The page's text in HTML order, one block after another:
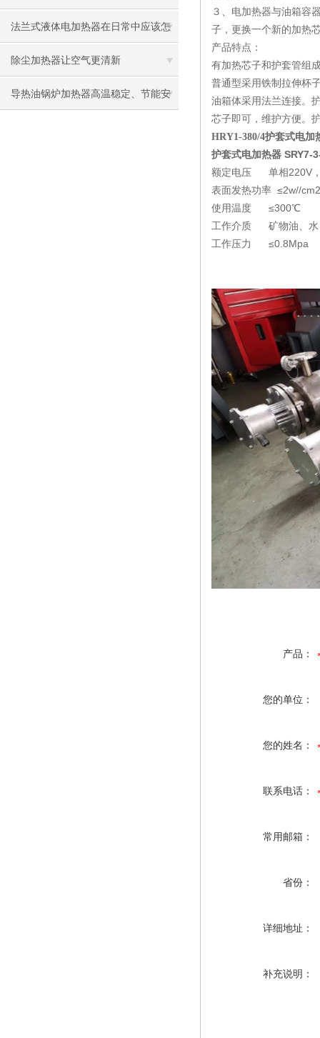
法兰式液体电加热器在日常中应该怎
样维护保养呢
除尘加热器让空气更清新
导热油锅炉加热器高温稳定、节能安
３、电加热器与油箱容
子，更换一个新的加热
产品特点：
有加热芯子和护套管组
普通型采用铁制拉伸杯
油箱体采用法兰连接。
芯子即可，维护方便。
HRY1-380/4护套式电加
护套式电加热器 SRY7-
额定电压 单相220V
表面发热功率 ≤2w//
使用温度 ≤300℃
工作介质 矿物油、水
工作压力 ≤0.8Mpa
产品：
您的单位：
您的姓名：
联系电话：
常用邮箱：
省份：
详细地址：
补充说明：